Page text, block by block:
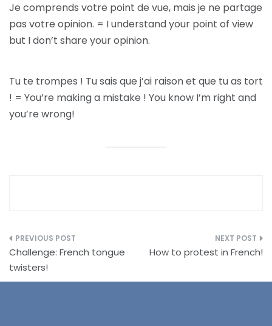
Je comprends votre point de vue, mais je ne partage
pas votre opinion. = I understand your point of view
but I don’t share your opinion.
Tu te trompes ! Tu sais que j’ai raison et que tu as tort
! = You’re making a mistake ! You know I’m right and
you’re wrong!
Post
navigation
Challenge: French tongue
twisters!
How to protest in French!